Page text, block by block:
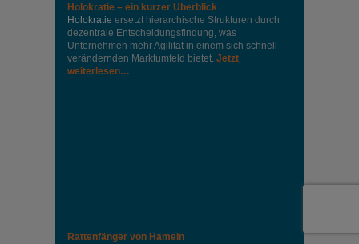
Holokratie – ein kurzer Überblick
Holokratie ersetzt hierarchische Strukturen durch
dezentrale Entscheidungsfindung, was
Unternehmen mehr Agilität in einem sich schnell
verändernden Marktumfeld bietet. Jetzt
weiterlesen…
Rattenfänger von Hameln